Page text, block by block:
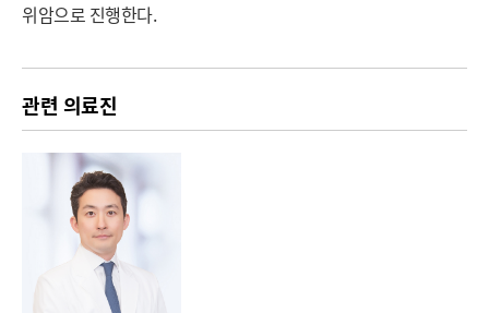
위암으로 진행한다.
관련 의료진